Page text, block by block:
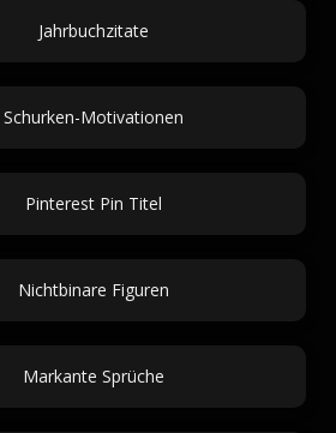
Jahrbuchzitate
Schurken-Motivationen
Pinterest Pin Titel
Nichtbinare Figuren
Markante Sprüche